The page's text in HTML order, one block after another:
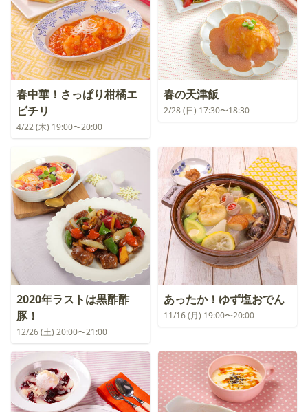
春中華！さっぱり柑橘エ
ビチリ
4/22 (木) 19:00〜20:00
春の天津飯
2/28 (日) 17:30〜18:30
2020年ラストは黒酢酢
豚！
12/26 (土) 20:00〜21:00
あったか！ゆず塩おでん
11/16 (月) 19:00〜20:00